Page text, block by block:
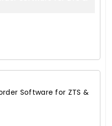
Software for ZTS &